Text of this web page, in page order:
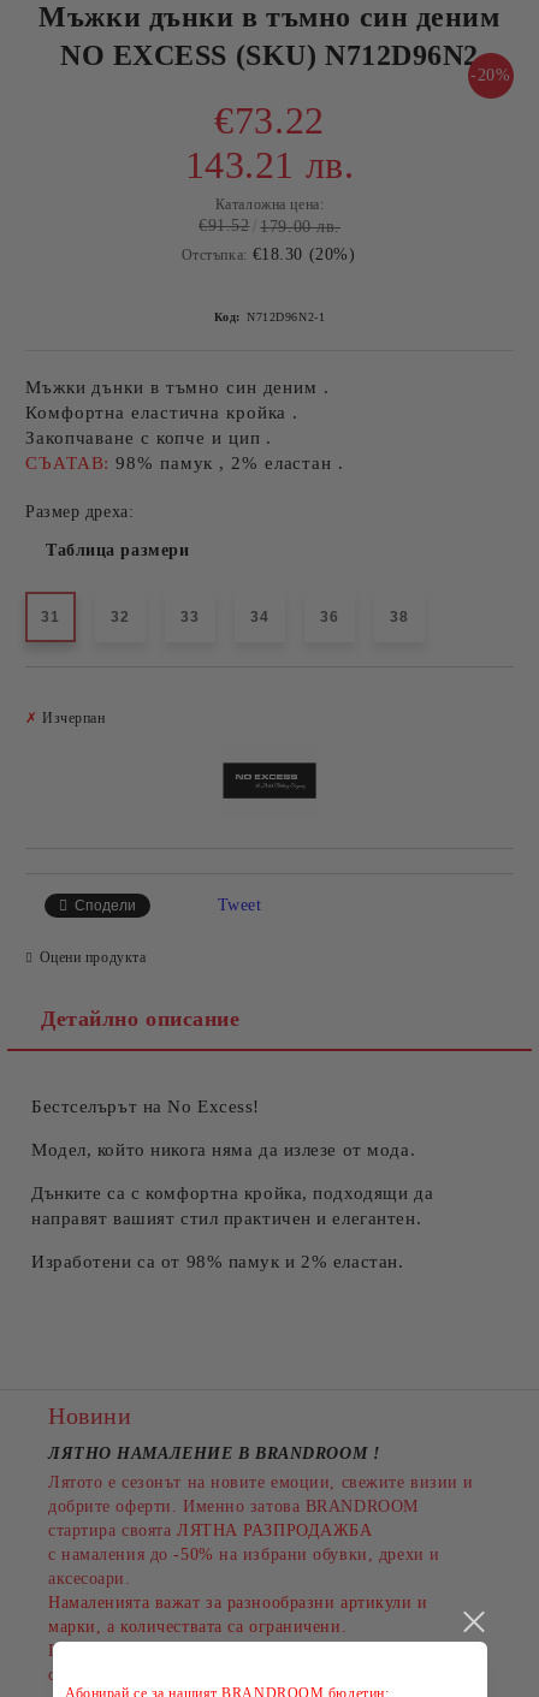
Мъжки дънки в тъмно син деним
NO EXCESS (SKU) N712D96N2
-20%
€73.22
143.21 лв.
Каталожна цена:
€91.52 179.00 лв.
Отстъпка: €18.30 (20%)
Код: N712D96N2-1
Мъжки дънки в тъмно син деним .
Комфортна еластична кройка .
Закопчаване с копче и цип .
СЪАТАВ:98% памук , 2% еластан .
Размер дреха:
Таблица размери
31 32 33 34 36 38
✗ Изчерпан
Сподели Tweet
Оцени продукта
Детайлно описание
Бестселърът на No Excess!
Модел, който никога няма да излезе от мода.
Дънките са с комфортна кройка, подходящи да
направят вашият стил практичен и елегантен.
Изработени са от 98% памук и 2% еластан.
Новини
ЛЯТНО НАМАЛЕНИЕ В BRANDROOM !
Лятото е сезонът на новите емоции, свежите визии и
добрите оферти. Именно затова BRANDROOM
стартира своята ЛЯТНА РАЗПРОДАЖБА
с намаления до -50% на избрани обувки, дрехи и
аксесоари.
Намаленията важат за разнообразни артикули и
марки, а количествата са ограничени.
Пазарувайте сега и подарете на лятото си повече
стил на по-добра цена!
Абонирай се за нашият BRANDROOM бюлетин: